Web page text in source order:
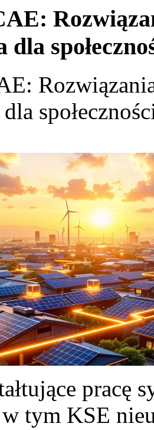
dla
pracę
tym KSE